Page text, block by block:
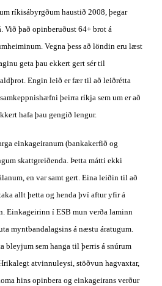
ríkisábyrgðum haustið 2008, þegar
Við það opinberuðust 64+ brot á
Vegna þess að löndin eru læst
geta þau ekkert gert sér til
Engin leið er fær til að leiðrétta
þeirra ríkja sem um er að
hafa þau gengið lengur.
einkageiranum (bankakerfið og
skattgreiðenda. Þetta mátti ekki
en var samt gert. Eina leiðin til að
allt þetta og henda því aftur yfir á
Einkageirinn í ESB mun verða laminn
myntbandalagsins á næstu áratugum.
bleyjum sem hanga til þerris á snúrum
atvinnuleysi, stöðvun hagvaxtar,
hins opinbera og einkageirans verður